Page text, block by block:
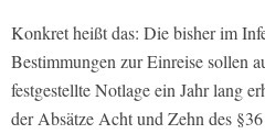
Konkret heißt das: Die bisher im
Bestimmungen zur Einreise sollen
festgestellte Notlage ein Jahr lang
der Absätze Acht und Zehn des